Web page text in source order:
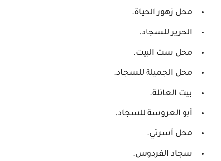
محل زهور الحياة.
الحرير للسجاد.
محل ست البيت.
محل الجميلة للسجاد.
بيت العائلة.
أبو العروسة للسجاد.
محل أسرتي.
سجاد الفردوس.